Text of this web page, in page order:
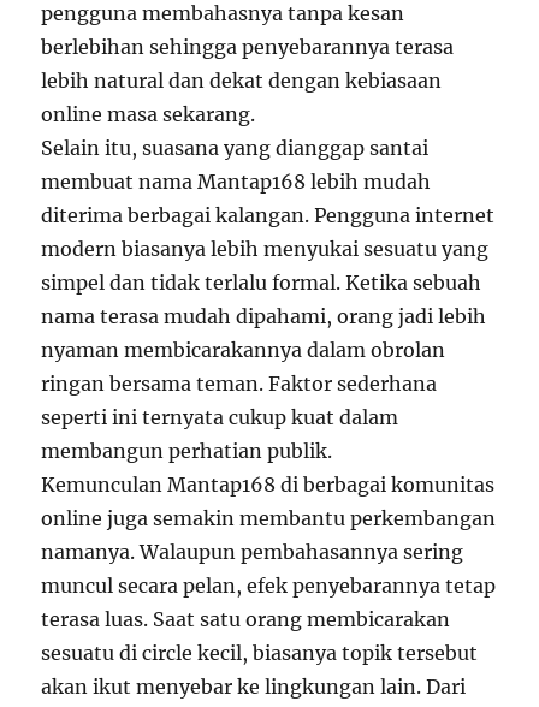
pengguna membahasnya tanpa kesan
berlebihan sehingga penyebarannya terasa
lebih natural dan dekat dengan kebiasaan
online masa sekarang.
Selain itu, suasana yang dianggap santai
membuat nama Mantap168 lebih mudah
diterima berbagai kalangan. Pengguna internet
modern biasanya lebih menyukai sesuatu yang
simpel dan tidak terlalu formal. Ketika sebuah
nama terasa mudah dipahami, orang jadi lebih
nyaman membicarakannya dalam obrolan
ringan bersama teman. Faktor sederhana
seperti ini ternyata cukup kuat dalam
membangun perhatian publik.
Kemunculan Mantap168 di berbagai komunitas
online juga semakin membantu perkembangan
namanya. Walaupun pembahasannya sering
muncul secara pelan, efek penyebarannya tetap
terasa luas. Saat satu orang membicarakan
sesuatu di circle kecil, biasanya topik tersebut
akan ikut menyebar ke lingkungan lain. Dari